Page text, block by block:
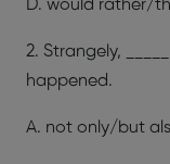
D. would rather/
2. Strangely,
happened.
A. not only/but